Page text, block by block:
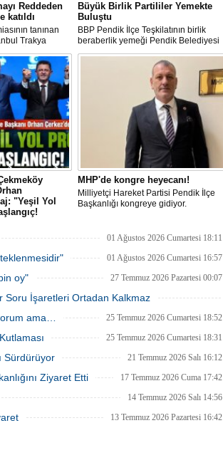
Reddeden
katıldı
tanınan
Trakya
Üyesi Semra
katılması
Büyük Birlik Partililer Yemekte
Buluştu
BBP Pendik İlçe Teşkilatının birlik
beraberlik yemeği Pendik Belediyesi
Hayaltepe Sosyal Tesislerinde
"Yeşil Yol
Orhan
ardından ilk
projeyle verdi.
atılacak ilk
MHP'de kongre heyecanı!
Milliyetçi Hareket Partisi Pendik İlçe
Başkanlığı kongreye gidiyor.
01 Ağustos 2026 Cumartesi 18:11
01 Ağustos 2026 Cumartesi 16:57
oy" 27 Temmuz 2026 Pazartesi 00:07
Soru İşaretleri Ortadan Kalkmaz
26 Temmuz 2026 Pazar 23:43
ama… 25 Temmuz 2026 Cumartesi 18:52
25 Temmuz 2026 Cumartesi 18:31
Sürdürüyor 21 Temmuz 2026 Salı 16:12
Ziyaret Etti 17 Temmuz 2026 Cuma 17:42
14 Temmuz 2026 Salı 14:56
13 Temmuz 2026 Pazartesi 16:42